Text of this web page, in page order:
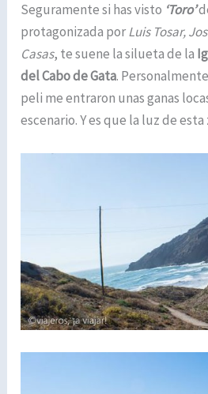
Seguramente si has visto ‘Toro’
protagonizada porLuis Tosar,
Casas, te suene la silueta de la
del Cabo de Gata.
peli me entraron unas ganas
escenario. Y es que la luz de esta